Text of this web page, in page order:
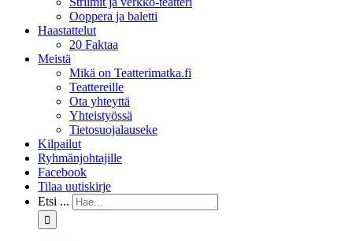
Ooppera ja baletti
Haastattelut
20 Faktaa
Meistä
Mikä on Teatterimatka.fi
Teattereille
Ota yhteyttä
Yhteistyössä
Tietosuojalauseke
Kilpailut
Ryhmänjohtajille
Facebook
Tilaa uutiskirje
Etsi ...